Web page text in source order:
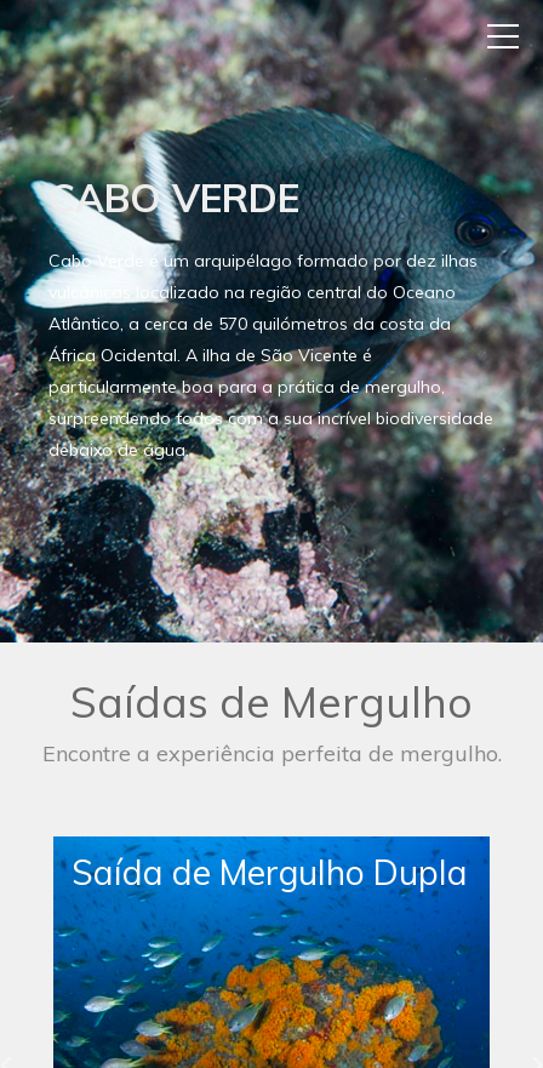
CABO VERDE
Cabo Verde é um arquipélago formado por dez ilhas
vulcânicas localizado na região central do Oceano
Atlântico, a cerca de 570 quilómetros da costa da
África Ocidental. A ilha de São Vicente é
particularmente boa para a prática de mergulho,
surpreendendo todos com a sua incrível biodiversidade
debaixo de água.
Saídas de Mergulho
Encontre a experiência perfeita de mergulho.
Saída de Mergulho Dupla
- Santo Antão